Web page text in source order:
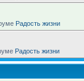
Радость жизни
Радость жизни